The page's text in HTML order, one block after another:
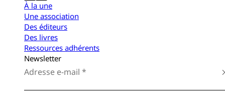
À la une
Une association
Des éditeurs
Des livres
Ressources adhérents
Newsletter